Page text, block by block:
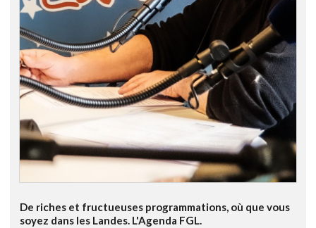
De riches et fructueuses programmations, où que vous
soyez dans les Landes. L'Agenda FGL.